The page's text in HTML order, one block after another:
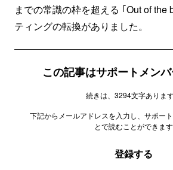
までの常識の枠を超える ｢Out of the
ティングの転換がありました。
この記事はサポートメン
続きは、3294文字あります
下記からメールアドレスを入力し、サポー
とで読むことができます
登録する